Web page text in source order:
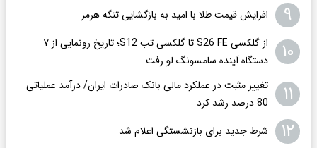
۹ افزایش قیمت طلا با امید به بازگشایی تنگه هرمز
۱۰
از گلکسی S26 FE تا گلکسی تب S12؛ تاریخ رونمایی از ۷
دستگاه آینده سامسونگ لو رفت
۱۱
تغییر مثبت در عملکرد مالی بانک صادرات ایران/ درآمد عملیاتی
80 درصد رشد کرد
۱۲ شرط جدید برای بازنشستگی اعلام شد